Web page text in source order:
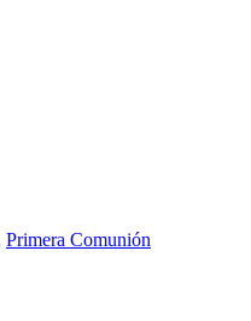
Primera Comunión